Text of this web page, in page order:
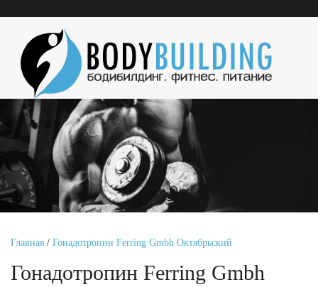
Главная / Гонадотропин Ferring Gmbh Октябрьский
Гонадотропин Ferring Gmbh